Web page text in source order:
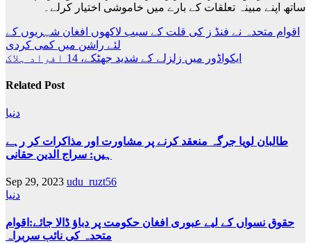
ساتھ اپنے مبینہ تعلقات کے بارے میں خاموشی اختیار کرلے۔
Post
navigation
اقوام متحدہ نے فنڈ ز کی قلت کے سبب لاکھوں افغان شہریوں کے
لئے راشن میں کمی کردی
ایکواڈور میں زلزلے کے شدید جھٹکے، 14 افراد ہلاک
Related Post
دنیا
طالبان لویا جرگہ منعقد کرنے پر مشاورت اور مذاکرات کر رہے
ہیں: سراج الدین حقانی
Sep 29, 2023 udu_ruzt56
دنیا
حقوق نسواں کے لیے عبوری افغان حکومت پر دباؤ ڈالا جائے:اقوام
متحدہ کی نائب سربراہ